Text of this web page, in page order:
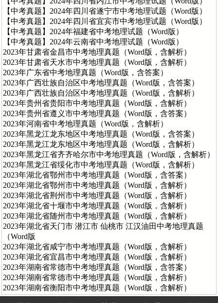
【中考真题】2024年四川省遂宁市中考地理试题（Word版）
【中考真题】2024年四川省宜宾市中考地理试题（Word版）
【中考真题】2024年福建省中考地理试题（Word版）
【中考真题】2024年云南省中考地理试题（Word版）
2023年甘肃省金昌市中考地理真题（Word版，含解析）
2023年甘肃省天水市中考地理真题（Word版，含解析）
2023年广东省中考地理真题（Word版，含答案）
2023年广西壮族自治区中考地理真题（Word版，含答案）
2023年广西壮族自治区中考地理真题（Word版，含解析）
2023年贵州省贵阳市中考地理真题（Word版，含解析）
2023年贵州省遵义市中考地理真题（Word版，含答案）
2023年河南省中考地理真题（Word版，含解析）
2023年黑龙江龙东地区中考地理真题（Word版，含答案）
2023年黑龙江龙东地区中考地理真题（Word版，含解析）
2023年黑龙江省齐齐哈尔市中考地理真题（Word版，含解析）
2023年黑龙江省绥化市中考地理真题（Word版，含解析）
2023年湖北省鄂州市中考地理真题（Word版，含答案）
2023年湖北省鄂州市中考地理真题（Word版，含解析）
2023年湖北省荆州市中考地理真题（Word版，含解析）
2023年湖北省十堰市中考地理真题（Word版，含解析）
2023年湖北省随州市中考地理真题（Word版，含解析）
2023年湖北省天门市 潜江市 仙桃市 江汉油田中考地理真题
（Word版
2023年湖北省咸宁市中考地理真题（Word版，含解析）
2023年湖北省宜昌市中考地理真题（Word版，含解析）
2023年湖南省常德市中考地理真题（Word版，含答案）
2023年湖南省常德市中考地理真题（Word版，含解析）
2023年湖南省衡阳市中考地理真题（Word版，含解析）